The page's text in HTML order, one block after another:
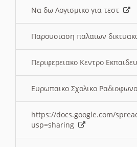
Να δω Λογισμικο για τεστ
Παρουσιαση παλαιων
Περιφερειακο Κεντρο
Ευρωπαικο Σχολικο Ραδιοφωνο
https://docs.google.com/
usp=sharing